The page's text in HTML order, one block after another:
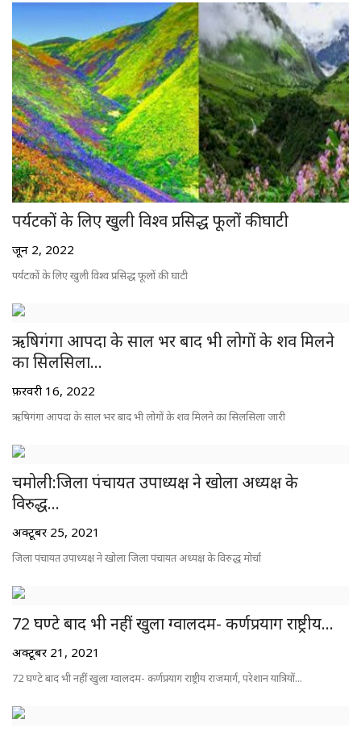
पर्यटकों के लिए खुली विश्व प्रसिद्ध फूलों की घाटी
जून 2, 2022
पर्यटकों के लिए खुली विश्व प्रसिद्ध फूलों की घाटी
ऋषिगंगा आपदा के साल भर बाद भी लोगों के शव मिलने
का सिलसिला...
फ़रवरी 16, 2022
ऋषिगंगा आपदा के साल भर बाद भी लोगों के शव मिलने का सिलसिला जारी
चमोली:जिला पंचायत उपाध्यक्ष ने खोला अध्यक्ष के
विरुद्ध...
अक्टूबर 25, 2021
जिला पंचायत उपाध्यक्ष ने खोला जिला पंचायत अध्यक्ष के विरुद्ध मोर्चा
72 घण्टे बाद भी नहीं खुला ग्वालदम- कर्णप्रयाग राष्ट्रीय...
अक्टूबर 21, 2021
72 घण्टे बाद भी नहीं खुला ग्वालदम- कर्णप्रयाग राष्ट्रीय राजमार्ग, परेशान यात्रियों...